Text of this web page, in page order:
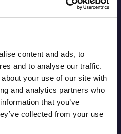
content and ads, to
and to analyse our traffic.
your use of our site with
and analytics partners who
that you’ve
collected from your use